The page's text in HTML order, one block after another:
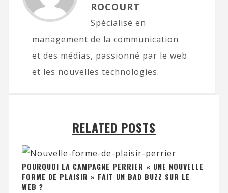
ROCOURT
Spécialisé en
management de la communication
et des médias, passionné par le web
et les nouvelles technologies.
RELATED POSTS
POURQUOI LA CAMPAGNE PERRIER « UNE NOUVELLE
FORME DE PLAISIR » FAIT UN BAD BUZZ SUR LE
WEB ?